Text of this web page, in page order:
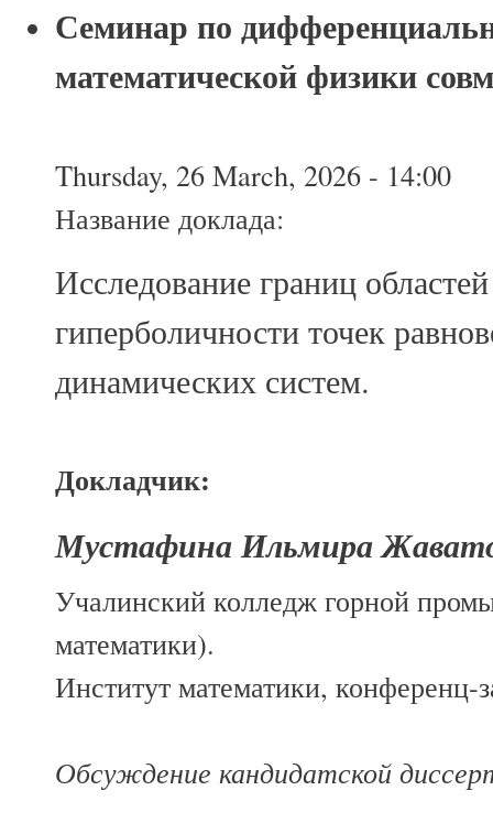
Семинар по
математической физики
Thursday, 26 March, 2026 - 14:00
Название доклада:
Исследование границ
гиперболичности точек
динамических систем.
Докладчик:
Мустафина Ильмира
Учалинский колледж горной
математики).
Институт математики, конференц-
Обсуждение кандидатской